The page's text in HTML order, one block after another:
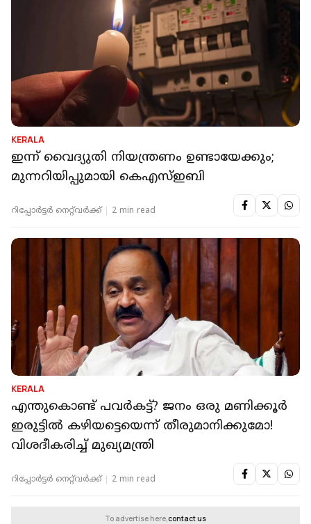
KERALA
ഇന്ന് വൈദ്യുതി നിയന്ത്രണം ഉണ്ടായേക്കും;
മുന്നറിയിപ്പുമായി കെഎസ്ഇബി
റിപ്പോർട്ടർ നെറ്റ്‌വര്‍ക്ക്‌ 2 min read
KERALA
എന്തുകൊണ്ട് പവർകട്ട്? ജനം ഒരു മണിക്കൂർ
ഇരുട്ടിൽ കഴിയട്ടെയെന്ന് തീരുമാനിക്കുമോ!
വിശദീകരിച്ച് മുഖ്യമന്ത്രി
റിപ്പോർട്ടർ നെറ്റ്‌വര്‍ക്ക്‌ 2 min read
To advertise here,contact us